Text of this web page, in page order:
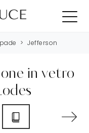
> Jefferson
in vetro